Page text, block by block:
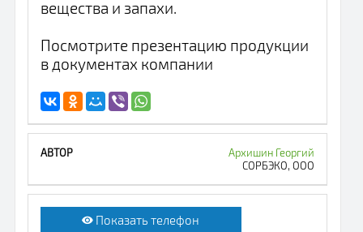
вещества и запахи.
Посмотрите презентацию продукции
в документах компании
Архишин Георгий
СОРБЭКО, ООО
Показать телефон